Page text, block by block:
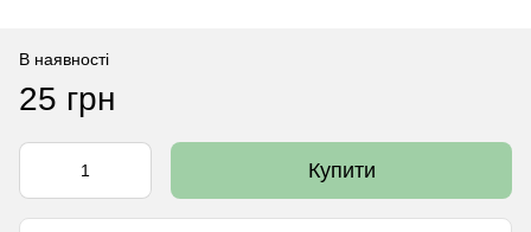
В наявності
25 грн
Купити